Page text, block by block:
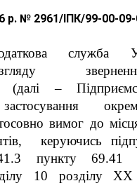
р. № 2961/ІПК/99-00-
служба
(далі –
вимог до
керуючись
пункту 69.41
10 розділу ХХ